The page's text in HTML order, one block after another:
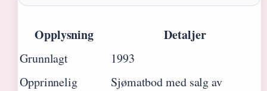
Opplysning Detaljer
Grunnlagt
1993
Opprinnelig
Sjømatbod med salg av